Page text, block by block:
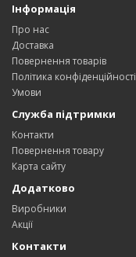
Інформація
Про нас
Доставка
Повернення товарів
Політика конфіденційності
Умови
Служба підтримки
Контакти
Повернення товару
Карта сайту
Додатково
Виробники
Акції
Контакти